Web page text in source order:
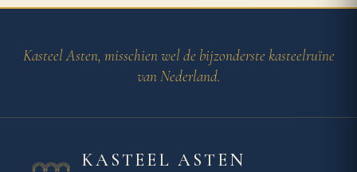
Kasteel Asten, misschien wel de bijzonderste kasteelruïne
van Nederland.
KASTEEL ASTEN